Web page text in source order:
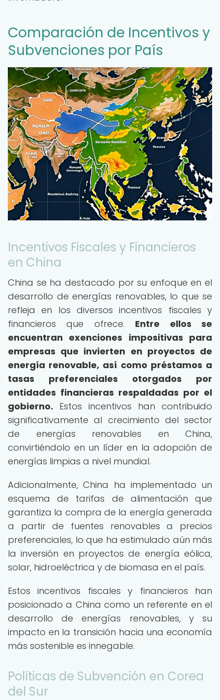
Comparación de Incentivos y
Subvenciones por País
Incentivos Fiscales y Financieros
en China
China se ha destacado por su enfoque en el
desarrollo de energías renovables, lo que se
refleja en los diversos incentivos fiscales y
financieros que ofrece. Entre ellos se
encuentran exenciones impositivas para
empresas que invierten en proyectos de
energía renovable, así como préstamos a
tasas preferenciales otorgados por
entidades financieras respaldadas por el
gobierno. Estos incentivos han contribuido
significativamente al crecimiento del sector
de energías renovables en China,
convirtiéndolo en un líder en la adopción de
energías limpias a nivel mundial.
Adicionalmente, China ha implementado un
esquema de tarifas de alimentación que
garantiza la compra de la energía generada
a partir de fuentes renovables a precios
preferenciales, lo que ha estimulado aún más
la inversión en proyectos de energía eólica,
solar, hidroeléctrica y de biomasa en el país.
Estos incentivos fiscales y financieros han
posicionado a China como un referente en el
desarrollo de energías renovables, y su
impacto en la transición hacia una economía
más sostenible es innegable.
Políticas de Subvención en Corea
del Sur